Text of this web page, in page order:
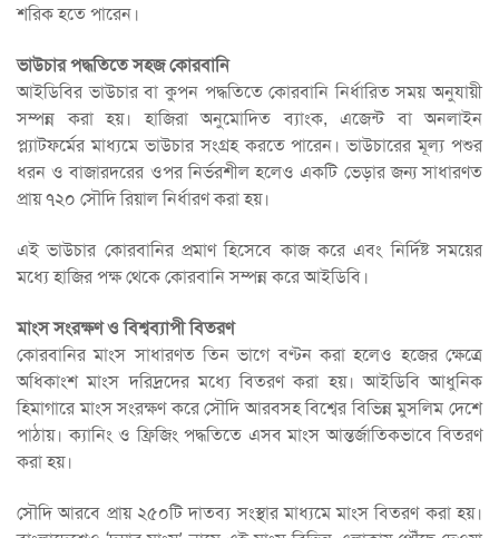
শরিক হতে পারেন।
ভাউচার পদ্ধতিতে সহজ কোরবানি
আইডিবির ভাউচার বা কুপন পদ্ধতিতে কোরবানি নির্ধারিত সময় অনুযায়ী
সম্পন্ন করা হয়। হাজিরা অনুমোদিত ব্যাংক, এজেন্ট বা অনলাইন
প্ল্যাটফর্মের মাধ্যমে ভাউচার সংগ্রহ করতে পারেন। ভাউচারের মূল্য পশুর
ধরন ও বাজারদরের ওপর নির্ভরশীল হলেও একটি ভেড়ার জন্য সাধারণত
প্রায় ৭২০ সৌদি রিয়াল নির্ধারণ করা হয়।
এই ভাউচার কোরবানির প্রমাণ হিসেবে কাজ করে এবং নির্দিষ্ট সময়ের
মধ্যে হাজির পক্ষ থেকে কোরবানি সম্পন্ন করে আইডিবি।
মাংস সংরক্ষণ ও বিশ্বব্যাপী বিতরণ
কোরবানির মাংস সাধারণত তিন ভাগে বণ্টন করা হলেও হজের ক্ষেত্রে
অধিকাংশ মাংস দরিদ্রদের মধ্যে বিতরণ করা হয়। আইডিবি আধুনিক
হিমাগারে মাংস সংরক্ষণ করে সৌদি আরবসহ বিশ্বের বিভিন্ন মুসলিম দেশে
পাঠায়। ক্যানিং ও ফ্রিজিং পদ্ধতিতে এসব মাংস আন্তর্জাতিকভাবে বিতরণ
করা হয়।
সৌদি আরবে প্রায় ২৫০টি দাতব্য সংস্থার মাধ্যমে মাংস বিতরণ করা হয়।